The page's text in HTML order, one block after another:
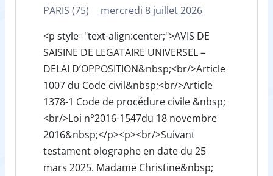
PARIS (75)
mercredi 8 juillet 2026
<p style="text-align:center;">AVIS DE
SAISINE DE LEGATAIRE UNIVERSEL –
DELAI D’OPPOSITION&nbsp;<br/>Article
1007 du Code civil&nbsp;<br/>Article
1378-1 Code de procédure civile &nbsp;
<br/>Loi n°2016-1547du 18 novembre
2016&nbsp;</p><p><br/>Suivant
testament olographe en date du 25
mars 2025. Madame Christine&nbsp;